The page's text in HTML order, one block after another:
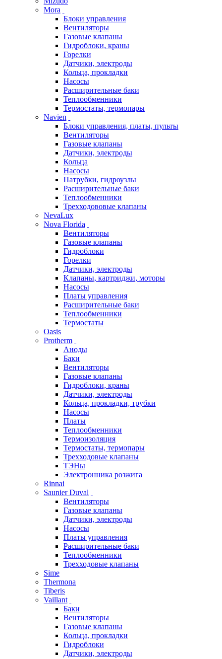
Mora
Блоки управления
Вентиляторы
Газовые клапаны
Гидроблоки, краны
Горелки
Датчики, электроды
Кольца, прокладки
Насосы
Расширительные баки
Теплообменники
Термостаты, термопары
Navien
Блоки управления, платы, пульты
Вентиляторы
Газовые клапаны
Датчики, электроды
Кольца
Насосы
Патрубки, гидроузлы
Расширительные баки
Теплообменники
Трехходововые клапаны
NevaLux
Nova Florida
Вентиляторы
Газовые клапаны
Гидроблоки
Горелки
Датчики, электроды
Клапаны, картриджи, моторы
Насосы
Платы управления
Расширительные баки
Теплообменники
Термостаты
Oasis
Protherm
Аноды
Баки
Вентиляторы
Газовые клапаны
Гидроблоки, краны
Датчики, электроды
Кольца, прокладки, трубки
Насосы
Платы
Теплообменники
Термоизоляция
Термостаты, термопары
Трехходовые клапаны
ТЭНы
Электронника розжига
Rinnai
Saunier Duval
Вентиляторы
Газовые клапаны
Датчики, электроды
Насосы
Платы управления
Расширительные баки
Теплообменники
Трехходовые клапаны
Sime
Thermona
Tiberis
Vaillant
Баки
Вентиляторы
Газовые клапаны
Кольца, прокладки
Гидроблоки
Датчики, электроды